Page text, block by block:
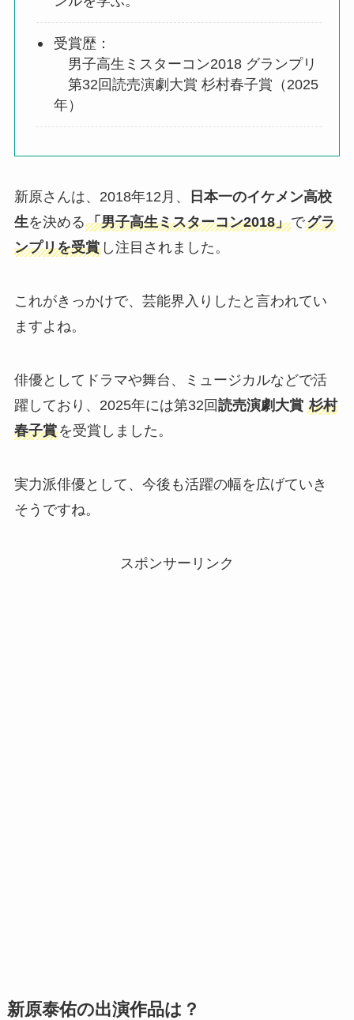
受賞歴：
男子高生ミスターコン2018 グランプリ
第32回読売演劇大賞 杉村春子賞（2025
年）
新原さんは、2018年12月、
日本一のイケメン高校
生を決める「男子高生ミスターコン2018」でグラ
ンプリを受賞し注目されました。
これがきっかけで、芸能界入りしたと言われてい
ますよね。
俳優としてドラマや舞台、ミュージカルなどで活
躍しており、2025年には第32回読売演劇大賞 杉村
春子賞を受賞しました。
実力派俳優として、今後も活躍の幅を広げていき
そうですね。
スポンサーリンク
新原泰佑の出演作品は？